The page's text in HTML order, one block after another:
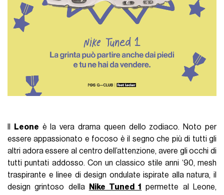
Leone è la vera drama queen dello zodiaco. Noto per
essere appassionato e focoso è il segno che più di tutti gli
altri adora essere al centro dell’attenzione, avere gli occhi di
tutti puntati addosso. Con un classico stile anni ‘90, mesh
traspirante e linee di design ondulate ispirate alla natura, il
design grintoso della
Nike Tuned 1
permette al Leone,